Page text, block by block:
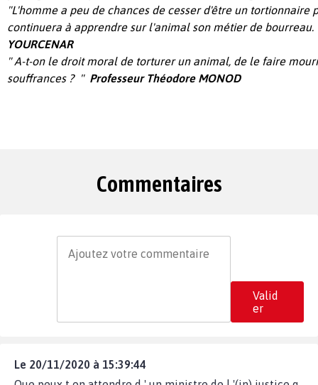
"L'homme a peu de chances de cesser d'être un tortionnaire
continuera à apprendre sur l'animal son métier de
YOURCENAR
" A-t-on le droit moral de torturer un animal, de le faire
souffrances ? " Professeur Théodore MONOD
Commentaires
Valid
er
Le 20/11/2020 à 15:39:44